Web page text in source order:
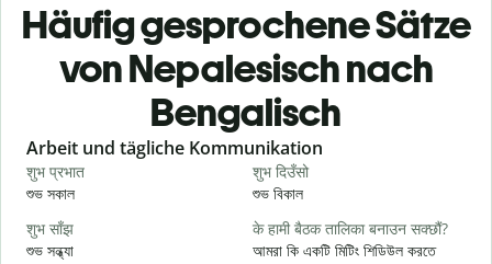
Häufig gesprochene Sätze
von Nepalesisch nach
Bengalisch
Slide 1 of 6
Arbeit und tägliche Kommunikation
शुभ प्रभात
শুভ সকাল
शुभ दिउँसो
শুভ বিকাল
शुभ साँझ
শুভ সন্ধ্যা
के हामी बैठक तालिका बनाउन सक्छौं?
আমরা কি একটি মিটিং শিডিউল করতে